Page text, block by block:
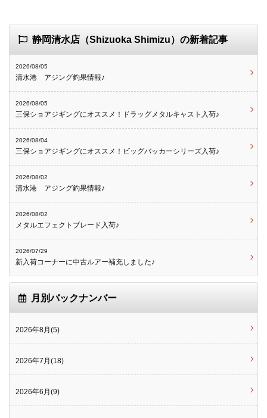
静岡清水店（Shizuoka Shimizu）の新着記事
2026/08/05
清水港 アジング釣果情報♪
2026/08/05
三保ショアジギングにオススメ！ドラッグメタルキャスト入荷♪
2026/08/04
三保ショアジギングにオススメ！ビッグバッカーシリーズ入荷♪
2026/08/02
清水港 アジング釣果情報♪
2026/08/02
メタルエフェクトブレード入荷♪
2026/07/29
新入荷コーナーに中古ルアー補充しました♪
月別バックナンバー
2026年8月(5)
2026年7月(18)
2026年6月(9)